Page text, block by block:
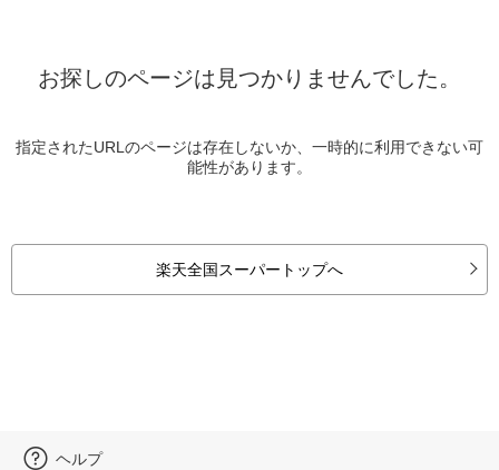
お探しのページは見つかりませんでした。
指定されたURLのページは存在しないか、一時的に利用できない可
能性があります。
楽天全国スーパートップへ
ヘルプ